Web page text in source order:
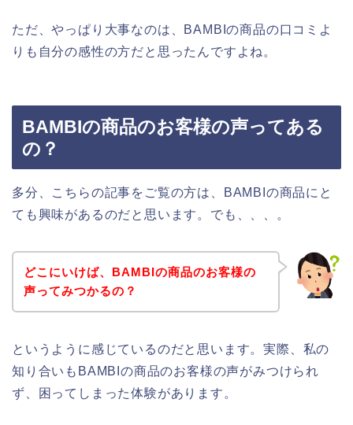
ただ、やっぱり大事なのは、BAMBIの商品の口コミよ
りも自分の感性の方だと思ったんですよね。
BAMBIの商品のお客様の声ってある
の？
多分、こちらの記事をご覧の方は、BAMBIの商品にと
ても興味があるのだと思います。でも、、、。
どこにいけば、BAMBIの商品のお客様の
声ってみつかるの？
というように感じているのだと思います。実際、私の
知り合いもBAMBIの商品のお客様の声がみつけられ
ず、困ってしまった体験があります。